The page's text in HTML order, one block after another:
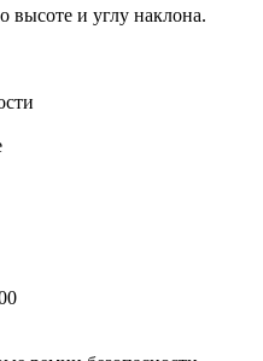
высоте и углу наклона.